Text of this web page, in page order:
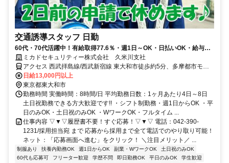
交通誘導スタッフ 日勤
60代・70代活躍中！有給取得77.6％・週1日～OK・日払いOK・給与保
証有・履歴書不要
ミカドセキュリティー株式会社 久米川支社
アクセス 西武拝島線/西武新宿線 東大和市徒歩約5分、多摩都市モノ
レール線 桜街道徒歩約22分、西武拝島線 玉川上水北口(西武)徒歩約
23分
日給13,000円以上
東京都東大和市
勤務時間 実働時間：8時間/日 平均勤務日数：1ヶ月あたり4日～8日
土日祝勤務できる方大歓迎です!! ・シフト制勤務・週1日からOK ・平
日のみOK・土日祝のみOK ・WワークOK・フルタイム ...
仕事内容 ▽▼▽履歴書不要！すぐ応募！▽▼▽ 電話：042-390-
1231/採用担当宛 まで 応募から採用まで全て電話でのやり取り可能！
ネット：「応募画面へ進む」をクリック！ ＼注目メリット／ ...
制服あり 扶養内勤務OK 週1日からOK 副業・WワークOK
土日祝のみOK
60代も応募可
フリーター歓迎 学歴不問 即日勤務OK 平日のみOK
学生歓迎